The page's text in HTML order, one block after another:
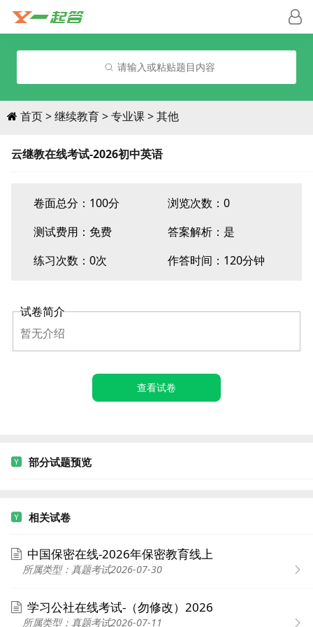
请输入或粘贴题目内容
首页 继续教育 专业课 其他
云继教在线考试-2026初中英语
卷面总分：100分
浏览次数：0
测试费用： 免费
答案解析：是
练习次数：0次
作答时间：120分钟
试卷简介
暂无介绍
查看试卷
部分试题预览
相关试卷
中国保密在线-2026年保密教育线上
所属类型：真题考试2026-07-30
学习公社在线考试-（勿修改）2026
所属类型：真题考试2026-07-11